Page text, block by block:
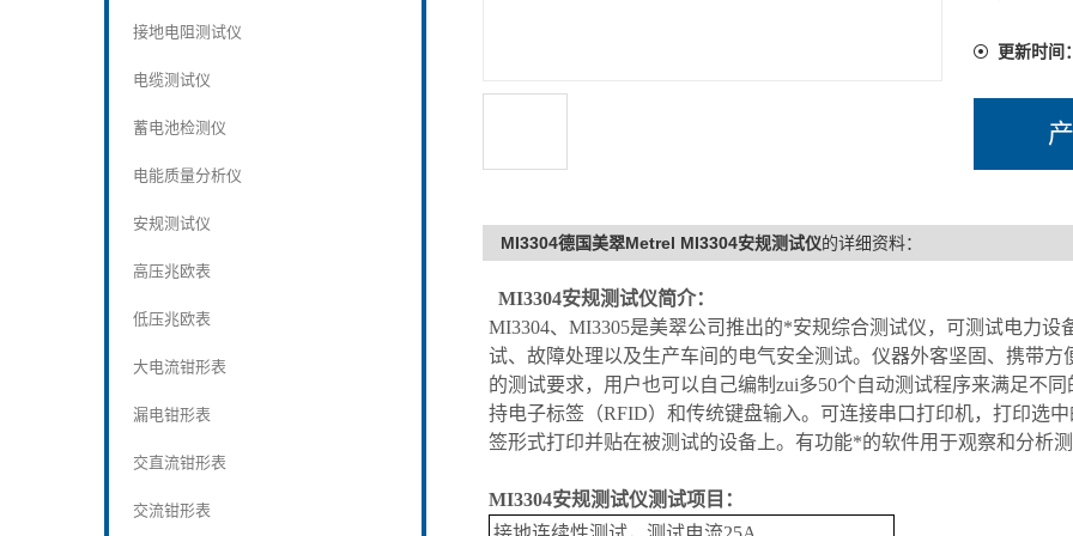
接地电阻测试仪
电缆测试仪
蓄电池检测仪
电能质量分析仪
安规测试仪
高压兆欧表
低压兆欧表
大电流钳形表
漏电钳形表
交直流钳形表
交流钳形表
更新时间
MI3304德国美翠Metrel MI3304安规测试仪的详细资料：
MI3304安规测试仪简介：
MI3304、MI3305是美翠公司推出的*安规综合测试仪，可测试电力
试、故障处理以及生产车间的电气安全测试。仪器外客坚固、携带
的测试要求，用户也可以自己编制zui多50个自动测试程序来满足不
持电子标签（RFID）和传统键盘输入。可连接串口打印机，打印选
签形式打印并贴在被测试的设备上。有功能*的软件用于观察和分析
MI3304安规测试仪测试项目：